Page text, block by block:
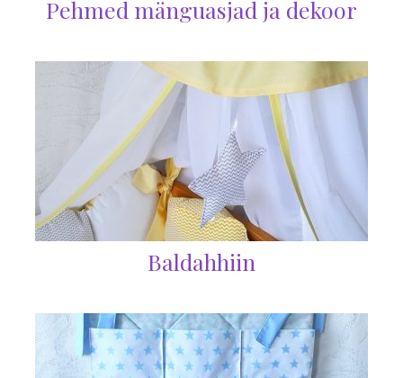
Pehmed mänguasjad ja dekoor
Baldahhiin